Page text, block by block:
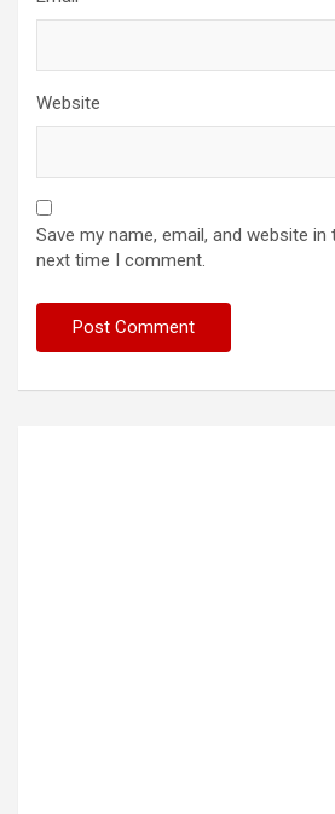
Website
Save my name, email, and website
next time I comment.